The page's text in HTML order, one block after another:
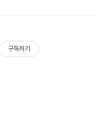
구독하기